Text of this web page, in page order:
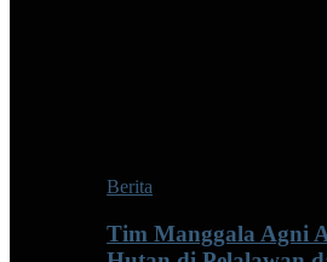
Berita
Tim Manggala Agni